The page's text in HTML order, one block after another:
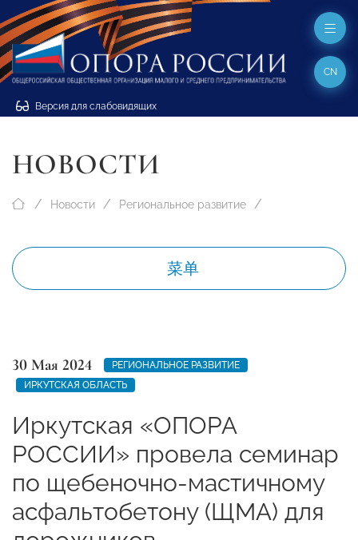
Версия для слабовидящих
CN
НОВОСТИ
Новости Региональное развитие
菜单
30 Мая 2024
РЕГИОНАЛЬНОЕ РАЗВИТИЕ
ИРКУТСКАЯ ОБЛАСТЬ
Иркутская «ОПОРА
РОССИИ» провела семинар
по щебеночно-мастичному
асфальтобетону (ЩМА) для